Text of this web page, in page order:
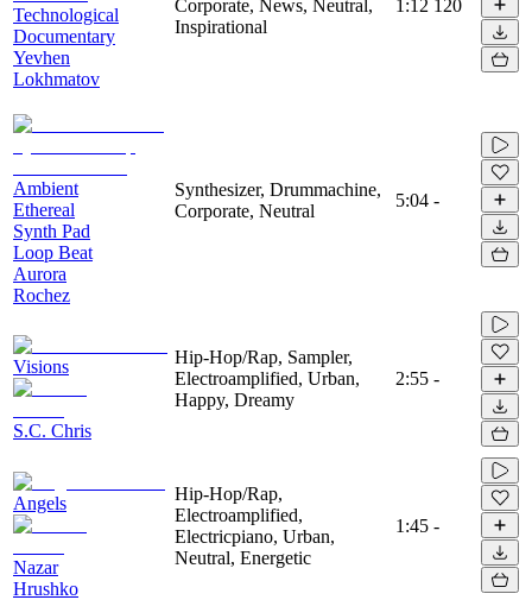
Technological
Documentary
Yevhen
Lokhmatov
Corporate, News, Neutral,
Inspirational
1:12 120
Ambient
Ethereal
Synth Pad
Loop Beat
Aurora
Rochez
Synthesizer, Drummachine,
Corporate, Neutral
5:04 -
Visions
S.C. Chris
Hip-Hop/Rap, Sampler,
Electroamplified, Urban,
Happy, Dreamy
2:55 -
Angels
Nazar
Hrushko
Hip-Hop/Rap,
Electroamplified,
Electricpiano, Urban,
Neutral, Energetic
1:45 -